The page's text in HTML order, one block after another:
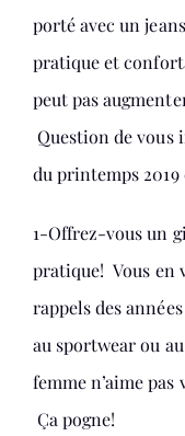
porté avec un
pratique et
peut pas
Question de vous
du printemps 2019
1-Offrez-vous un
pratique! Vous en
rappels des
au sportwear ou
femme n’aime
Ça pogne!